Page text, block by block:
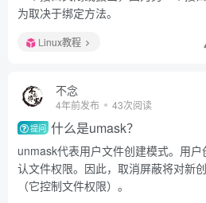
为取决于绑定方法。
Linux教程
不念
4年前发布 43次阅读
提问 什么是umask？
unmask代表用户文件创建模式。用
认文件权限。因此，取消屏蔽将对新
（它控制文件权限）。